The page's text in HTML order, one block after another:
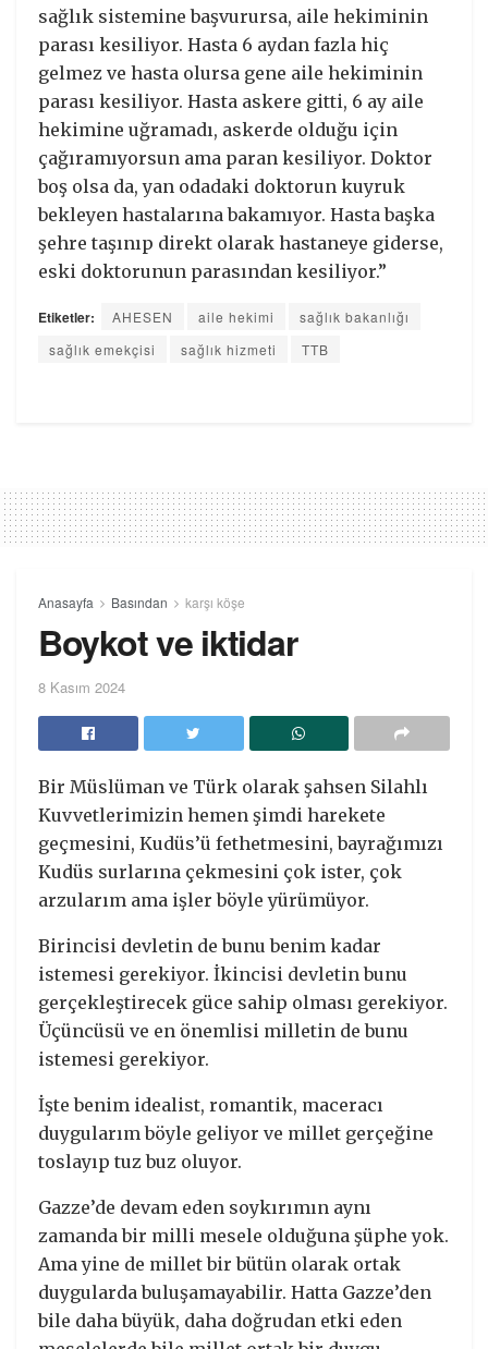
sağlık sistemine başvurursa, aile hekiminin
parası kesiliyor. Hasta 6 aydan fazla hiç
gelmez ve hasta olursa gene aile hekiminin
parası kesiliyor. Hasta askere gitti, 6 ay aile
hekimine uğramadı, askerde olduğu için
çağıramıyorsun ama paran kesiliyor. Doktor
boş olsa da, yan odadaki doktorun kuyruk
bekleyen hastalarına bakamıyor. Hasta başka
şehre taşınıp direkt olarak hastaneye giderse,
eski doktorunun parasından kesiliyor.”
Etiketler: AHESEN aile hekimi
sağlık bakanlığı
sağlık emekçisi
sağlık hizmeti TTB
Anasayfa Basından karşı köşe
Boykot ve iktidar
8 Kasım 2024
Bir Müslüman ve Türk olarak şahsen Silahlı
Kuvvetlerimizin hemen şimdi harekete
geçmesini, Kudüs’ü fethetmesini, bayrağımızı
Kudüs surlarına çekmesini çok ister, çok
arzularım ama işler böyle yürümüyor.
Birincisi devletin de bunu benim kadar
istemesi gerekiyor. İkincisi devletin bunu
gerçekleştirecek güce sahip olması gerekiyor.
Üçüncüsü ve en önemlisi milletin de bunu
istemesi gerekiyor.
İşte benim idealist, romantik, maceracı
duygularım böyle geliyor ve millet gerçeğine
toslayıp tuz buz oluyor.
Gazze’de devam eden soykırımın aynı
zamanda bir milli mesele olduğuna şüphe yok.
Ama yine de millet bir bütün olarak ortak
duygularda buluşamayabilir. Hatta Gazze’den
bile daha büyük, daha doğrudan etki eden